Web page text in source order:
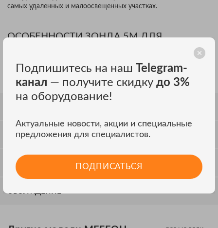
самых удаленных и малоосвещенных участках.
ОСОБЕННОСТИ ЗОНДА 5М ДЛЯ
Пылевлагозащищённое исполнение;
Устойчивость к износу и воздействию нефтепродуктов.
КОМПЛЕКТАЦИЯ
ОТЗЫВЫ
Подпишитесь на наш Telegram-
канал — получите скидку до 3%
на оборудование!
Актуальные новости, акции и специальные
предложения для специалистов.
ПОДПИСАТЬСЯ